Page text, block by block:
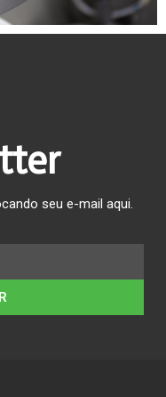
seu e-mail aqui.